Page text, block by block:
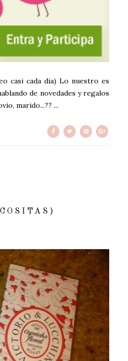
casi cada dia) Lo nuestro es
de novedades y regalos
marido...?? ...